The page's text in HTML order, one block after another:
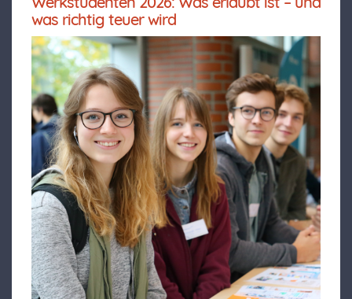
was richtig teuer wird